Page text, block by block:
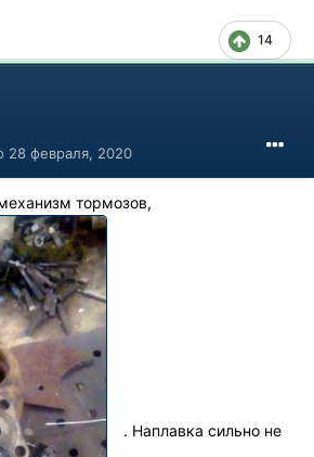
14
28 февраля, 2020
тормозов,
. Наплавка сильно не